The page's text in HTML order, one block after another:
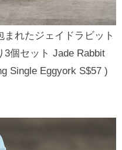
れたジェイドラビット
3個セット Jade Rabbit
Single Eggyork S$57 )